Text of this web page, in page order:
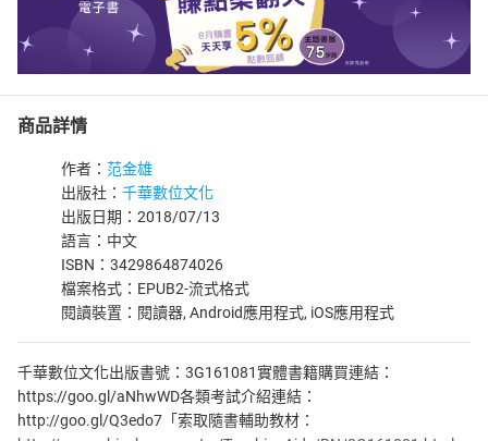
商品詳情
作者： 范金雄
出版社： 千華數位文化
出版日期：2018/07/13
語言：中文
ISBN：3429864874026
檔案格式：EPUB2-流式格式
閱讀裝置：閱讀器, Android應用程式, iOS應用程式
千華數位文化出版書號：3G161081實體書籍購買連結：
https://goo.gl/aNhwWD各類考試介紹連結：
http://goo.gl/Q3edo7「索取隨書輔助教材：